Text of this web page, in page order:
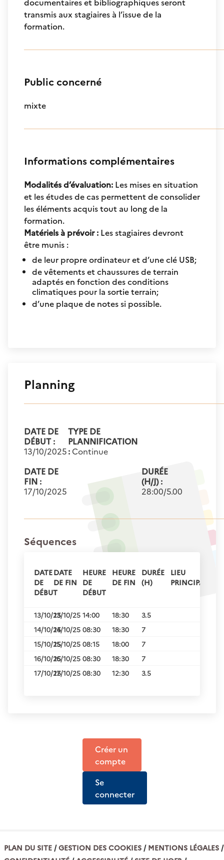
documentaires et bibliographiques seront
transmis aux stagiaires à l’issue de la
formation.
Public concerné
mixte
Informations complémentaires
Modalités d’évaluation: Les mises en situation
et les études de cas permettent de consolider
les éléments acquis tout au long de la
formation.
Matériels à prévoir : Les stagiaires devront
être munis :
de leur propre ordinateur et d’une clé USB;
de vêtements et chaussures de terrain
adaptés en fonction des conditions
climatiques pour la sortie terrain;
d’une plaque de notes si possible.
Planning
DATE DE
DÉBUT :
13/10/2025
TYPE DE
PLANNIFICATION
: Continue
DATE DE
FIN :
17/10/2025
DURÉE
(H/J) :
28:00/5.00
Séquences
DATE
DE
DÉBUT
DATE
DE FIN
HEURE
DE
DÉBUT
HEURE
DE FIN
DURÉE
(H)
LIEU
PRINCIPAL
13/10/2513/10/25 14:00 18:30
3.5
14/10/2514/10/25 08:30 18:30
7
15/10/2515/10/25 08:15 18:00
7
16/10/2516/10/25 08:30 18:30
7
17/10/2517/10/25 08:30 12:30 3.5
Créer un
compte
Se
connecter
PLAN DU SITE GESTION DES COOKIES
MENTIONS LÉGALES